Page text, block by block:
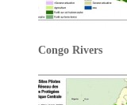
Congo Rivers